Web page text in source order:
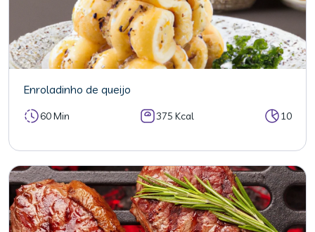
Enroladinho de queijo
60 Min 375 Kcal 10